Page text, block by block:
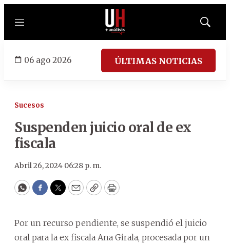
Menú
Mostrar
06 ago 2026 ÚLTIMAS NOTICIAS
Sucesos
Suspenden juicio oral de ex
fiscala
Abril 26, 2024 06:28 p. m.
WhatsApp
Facebook
Twitter
EmailCopyPrint
Por un recurso pendiente, se suspendió el juicio
oral para la ex fiscala Ana Girala, procesada por un